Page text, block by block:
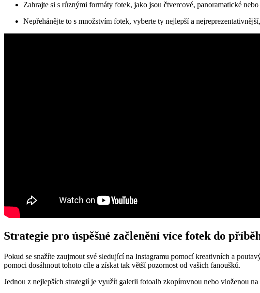
Zahrajte si ⁢s různými formáty fotek, jako jsou čtvercové, panoramatické
Nepřehánějte to s množstvím fotek, vyberte ty nejlepší a
Strategie pro úspěšné začlenění ​více fotek do
Pokud se snažíte zaujmout své sledující na ⁤Instagramu pomocí kreativních a
pomoci dosáhnout tohoto cíle a získat tak větší pozornost od vašich fanoušků.
Jednou z nejlepších ⁢strategií je využít galerii fotoalb⁢ zkopírovnou ‍nebo vloženou